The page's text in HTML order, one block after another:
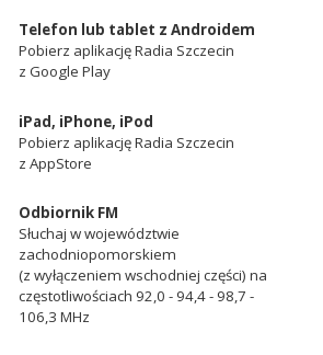
Telefon lub tablet z Androidem
Pobierz aplikację Radia Szczecin
z Google Play
iPad, iPhone, iPod
Pobierz aplikację Radia Szczecin
z AppStore
Odbiornik FM
Słuchaj w województwie
zachodniopomorskiem
(z wyłączeniem wschodniej części) na
częstotliwościach 92,0 - 94,4 - 98,7 -
106,3 MHz